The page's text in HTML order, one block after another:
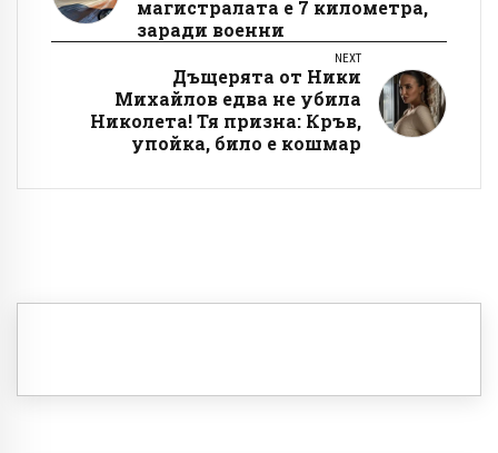
магистралата е 7 километра,
заради военни
NEXT
Дъщерята от Ники
Михайлов едва не убила
Николета! Тя призна: Кръв,
упойка, било е кошмар